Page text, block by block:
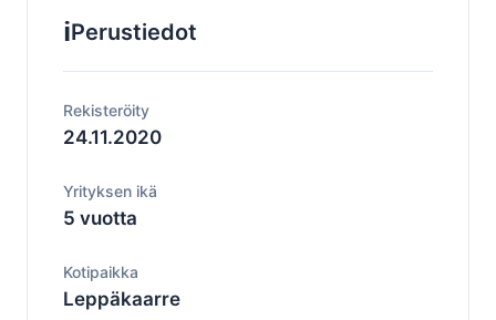
ℹ️Perustiedot
Rekisteröity
24.11.2020
Yrityksen ikä
5 vuotta
Kotipaikka
Leppäkaarre